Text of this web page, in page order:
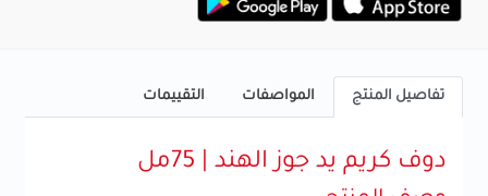
تفاصيل المنتج المواصفات التقييمات
دوف كريم يد جوز الهند | 75مل